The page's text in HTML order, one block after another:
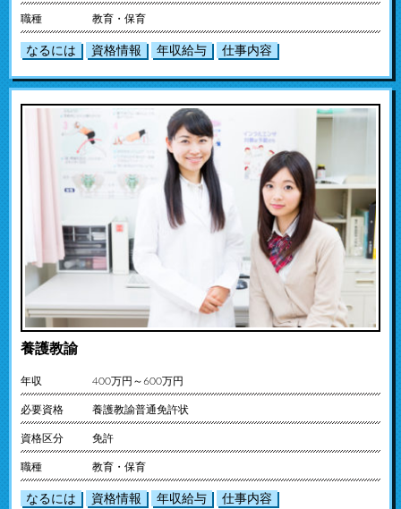
職種 教育・保育
なるには 資格情報 年収給与 仕事内容
養護教諭
年収 400万円～600万円
必要資格 養護教諭普通免許状
資格区分 免許
職種 教育・保育
なるには 資格情報 年収給与 仕事内容